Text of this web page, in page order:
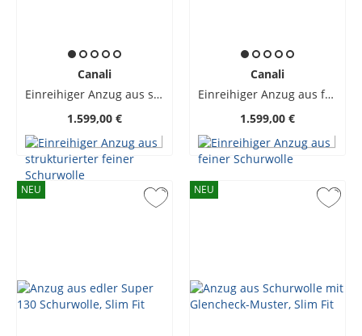
Canali
Einreihiger Anzug aus strukturierter feiner Schurwolle
1.599,00 €
Canali
Einreihiger Anzug aus feiner Schurwolle
1.599,00 €
NEU NEU